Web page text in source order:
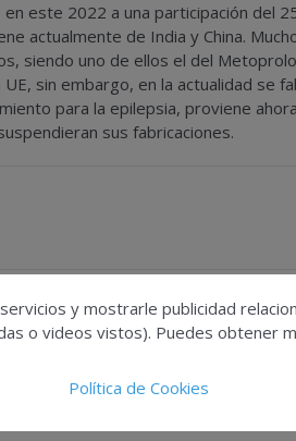
este 2022 a una participación del
actualmente de India y China.
siendo uno de ellos el del
sin embargo, en la actualidad se
para la epilepsia, proviene ahora
sus fabricaciones.
y mostrarle publicidad
o videos vistos). Puedes obtener
Política de Cookies